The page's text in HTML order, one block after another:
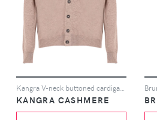
Kangra V-neck buttoned cardigan - Nude
KANGRA CASHMERE